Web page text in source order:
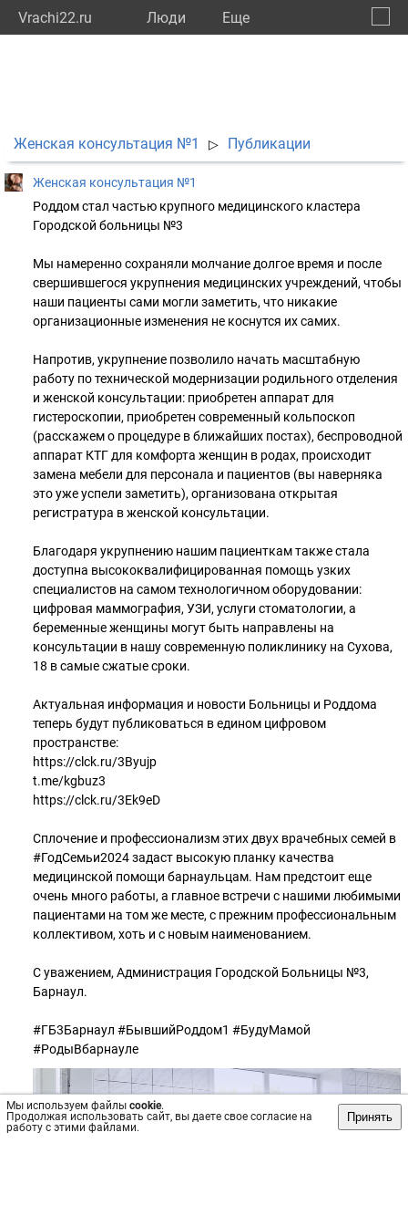
Vrachi22.ru Люди Eще
Мы используем файлы cookie.
Продолжая использовать сайт, вы даете свое согласие на
работу с этими файлами.
Принять
Женская консультация №1 ▷ Публикации
Женская консультация №1
Роддом стал частью крупного медицинского кластера
Городской больницы №3
Мы намеренно сохраняли молчание долгое время и после
свершившегося укрупнения медицинских учреждений, чтобы
наши пациенты сами могли заметить, что никакие
организационные изменения не коснутся их самих.
Напротив, укрупнение позволило начать масштабную
работу по технической модернизации родильного отделения
и женской консультации: приобретен аппарат для
гистероскопии, приобретен современный кольпоскоп
(расскажем о процедуре в ближайших постах), беспроводной
аппарат КТГ для комфорта женщин в родах, происходит
замена мебели для персонала и пациентов (вы наверняка
это уже успели заметить), организована открытая
регистратура в женской консультации.
Благодаря укрупнению нашим пациенткам также стала
доступна высококвалифицированная помощь узких
специалистов на самом технологичном оборудовании:
цифровая маммография, УЗИ, услуги стоматологии, а
беременные женщины могут быть направлены на
консультации в нашу современную поликлинику на Сухова,
18 в самые сжатые сроки.
Актуальная информация и новости Больницы и Роддома
теперь будут публиковаться в едином цифровом
пространстве:
https://clck.ru/3Byujp
t.me/kgbuz3
https://clck.ru/3Ek9eD
Сплочение и профессионализм этих двух врачебных семей в
#ГодСемьи2024 задаст высокую планку качества
медицинской помощи барнаульцам. Нам предстоит еще
очень много работы, а главное встречи с нашими любимыми
пациентами на том же месте, с прежним профессиональным
коллективом, хоть и с новым наименованием.
С уважением, Администрация Городской Больницы №3,
Барнаул.
#ГБ3Барнаул #БывшийРоддом1 #БудуМамой
#РодыВбарнауле